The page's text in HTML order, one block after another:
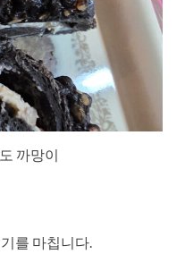
까망이
를 마칩니다.